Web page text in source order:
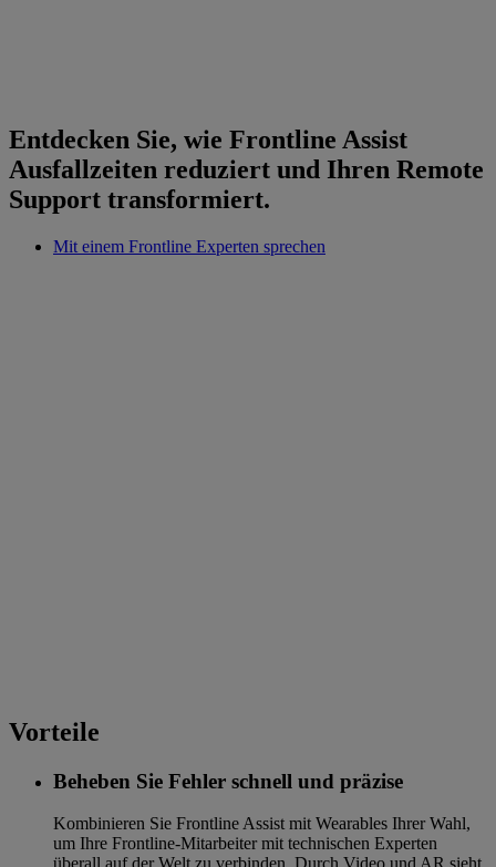
Entdecken Sie, wie Frontline Assist
Ausfallzeiten reduziert und Ihren Remote
Support transformiert.
Mit einem Frontline Experten sprechen
Vorteile
Beheben Sie Fehler schnell und präzise
Kombinieren Sie Frontline Assist mit Wearables Ihrer Wahl,
um Ihre Frontline-Mitarbeiter mit technischen Experten